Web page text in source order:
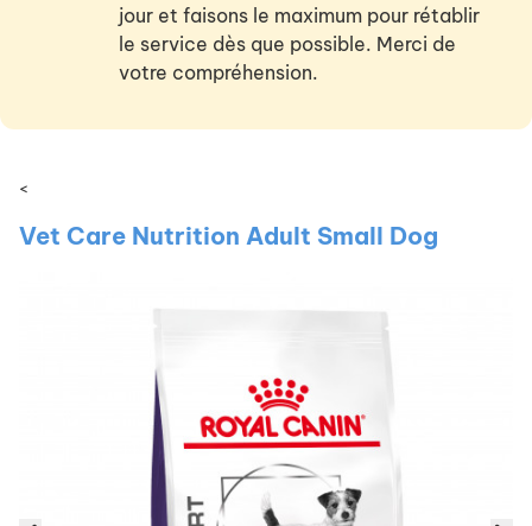
jour et faisons le maximum pour rétablir
le service dès que possible. Merci de
votre compréhension.
<
Vet Care Nutrition Adult Small Dog